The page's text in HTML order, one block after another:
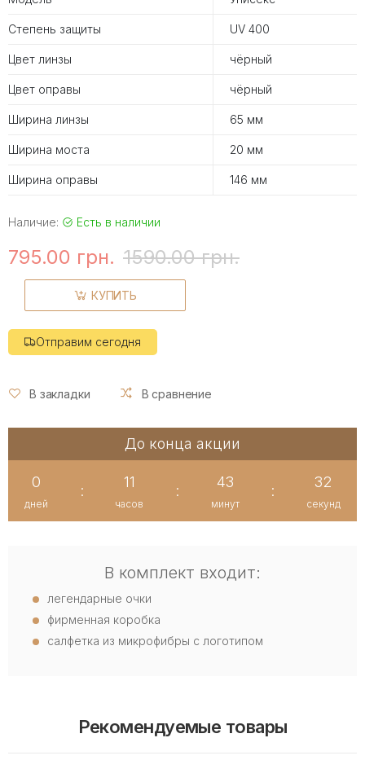
Степень защиты UV 400
Цвет линзы чёрный
Цвет оправы чёрный
Ширина линзы 65 мм
Ширина моста 20 мм
Ширина оправы 146 мм
Наличие: Есть в наличии
795.00 грн. 1590.00 грн.
КУПИТЬ
Отправим сегодня
В закладки В сравнение
До конца акции
0
дней
:
11
часов
:
43
минут
:
32
секунд
В комплект входит:
легендарные очки
фирменная коробка
салфетка из микрофибры с логотипом
Рекомендуемые товары